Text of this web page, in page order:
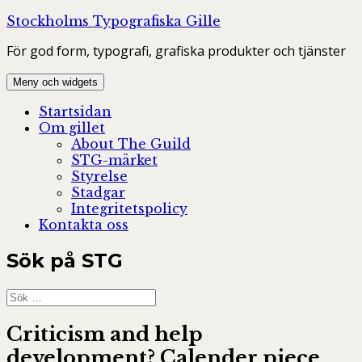
Hoppa
innehåll
Stockholms Typografiska Gille
För god form, typografi, grafiska produkter och tjänster
Meny och widgets
Startsidan
Om gillet
About The Guild
STG-märket
Styrelse
Stadgar
Integritetspolicy
Kontakta oss
Sök på STG
Sök
efter:
Criticism and help